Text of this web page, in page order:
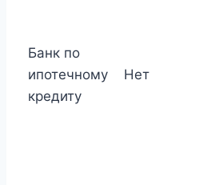
Банк по
ипотечному
кредиту
Нет